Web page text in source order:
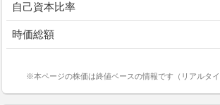
自己資本比率
時価総額
※本ページの株価は終値ベースの情報です（リアルタイ